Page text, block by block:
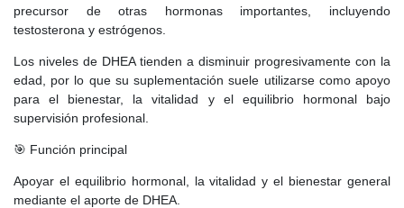
precursor de otras hormonas importantes, incluyendo
testosterona y estrógenos.
Los niveles de DHEA tienden a disminuir progresivamente con la
edad, por lo que su suplementación suele utilizarse como apoyo
para el bienestar, la vitalidad y el equilibrio hormonal bajo
supervisión profesional.
🎯 Función principal
Apoyar el equilibrio hormonal, la vitalidad y el bienestar general
mediante el aporte de DHEA.